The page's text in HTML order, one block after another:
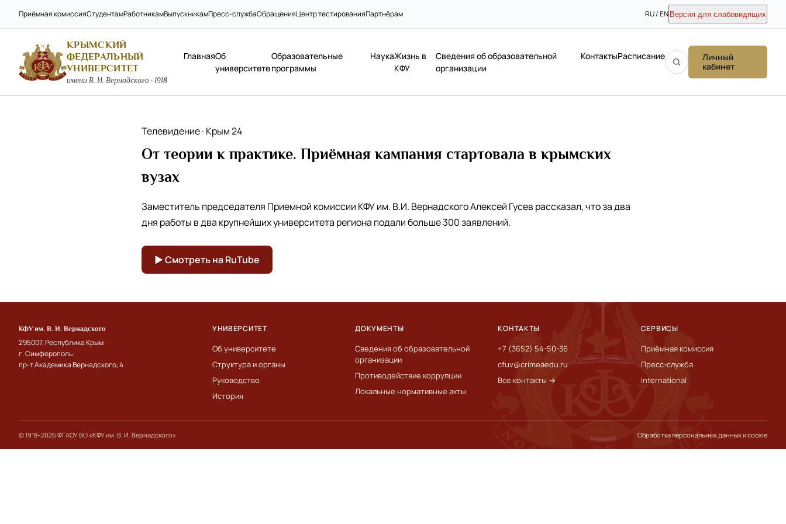
Приёмная комиссияСтудентамРаботникамВыпускникамПресс-службаОбращенияЦентр тестированияПартнёрам RU / EN Версия для слабовидящих
КРЫМСКИЙ
ФЕДЕРАЛЬНЫЙ
УНИВЕРСИТЕТ
имени В. И. Вернадского · 1918
ГлавнаяОб
университете
Образовательные
программы
НаукаЖизнь в
КФУ
Сведения об образовательной
организации
КонтактыРасписание
Личный
кабинет
Телевидение · Крым 24
От теории к практике. Приёмная кампания стартовала в крымских
вузах
Заместитель председателя Приемной комиссии КФУ им. В.И. Вернадского Алексей Гусев рассказал, что за два
дня работы в два крупнейших университета региона подали больше 300 заявлений.
▶ Смотреть на RuTube
КФУ им. В. И. Вернадского
295007, Республика Крым
г. Симферополь
пр-т Академика Вернадского, 4
УНИВЕРСИТЕТ
Об университете
Структура и органы
Руководство
История
ДОКУМЕНТЫ
Сведения об образовательной
организации
Противодействие коррупции
Локальные нормативные акты
КОНТАКТЫ
+7 (3652) 54-50-36
cfuv@crimeaedu.ru
Все контакты →
СЕРВИСЫ
Приёмная комиссия
Пресс-служба
International
© 1918–2026 ФГАОУ ВО «КФУ им. В. И. Вернадского» Обработка персональных данных и cookie